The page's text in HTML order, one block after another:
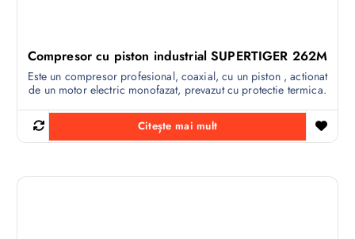
Compresor cu piston industrial SUPERTIGER 262M
Este un compresor profesional, coaxial, cu un piston , actionat
de un motor electric monofazat, prevazut cu protectie termica.
Citește mai mult